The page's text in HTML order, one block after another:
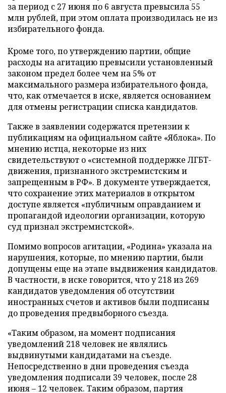
за период с 27 июня по 6 августа превысила 55
млн рублей, при этом оплата производилась не из
избирательного фонда.
Кроме того, по утверждению партии, общие
расходы на агитацию превысили установленный
законом предел более чем на 5% от
максимального размера избирательного фонда,
что, как отмечается в иске, является основанием
для отмены регистрации списка кандидатов.
Также в заявлении содержатся претензии к
публикациям на официальном сайте «Яблока». По
мнению истца, некоторые из них
свидетельствуют о «системной поддержке ЛГБТ-
движения, признанного экстремистским и
запрещенным в РФ». В документе утверждается,
что сохранение этих материалов в открытом
доступе является «публичным оправданием и
пропагандой идеологии организации, которую
суд признал экстремистской».
Помимо вопросов агитации, «Родина» указала на
нарушения, которые, по мнению партии, были
допущены еще на этапе выдвижения кандидатов.
В частности, в иске говорится, что у 218 из 269
кандидатов уведомления об отсутствии
иностранных счетов и активов были подписаны
до проведения предвыборного съезда.
«Таким образом, на момент подписания
уведомлений 218 человек не являлись
выдвинутыми кандидатами на съезде.
Непосредственно в дни проведения съезда
уведомления подписали 39 человек, после 28
июня – 12 человек. Таким образом, партия